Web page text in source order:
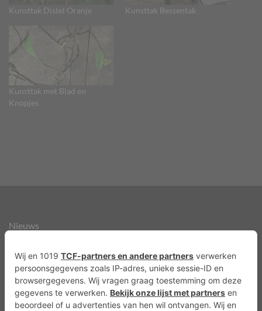
Kunsttak Distel Oranje Kunsttak Bessentak
Kunsttak met Blad en
Knopjes
Nieuws
Over ons
Agenda